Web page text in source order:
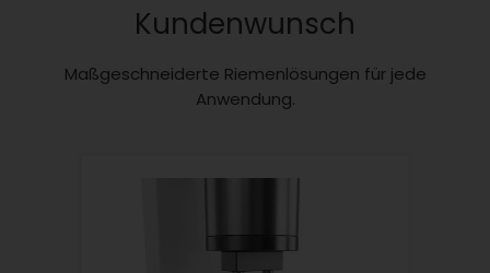
Kundenwunsch
Maßgeschneiderte Riemenlösungen für jede
Anwendung.